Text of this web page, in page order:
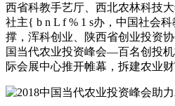
西省科教手艺厅、西北农林科技
社主{ b n L f % 1 s办，中国社会
撑，浑科创业、陕西省创业投资
国当代农业投资峰会—百名创投
际会展中心推开帷幕，拆建农业